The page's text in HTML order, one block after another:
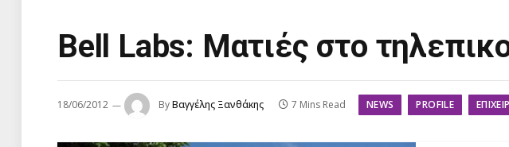
Bell Labs: Ματιές στο
18/06/2012 ByΒαγγέλης Ξανθάκης 7 Mins Read NEWS PROFILE